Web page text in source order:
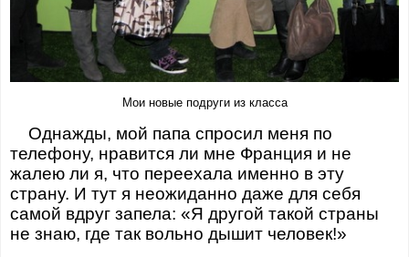
Мои новые подруги из класса
Однажды, мой папа спросил меня по
телефону, нравится ли мне Франция и не
жалею ли я, что переехала именно в эту
страну. И тут я неожиданно даже для себя
самой вдруг запела: «Я другой такой страны
не знаю, где так вольно дышит человек!»